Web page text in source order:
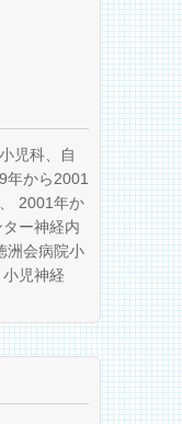
児科、自
年から2001
2001年か
ー神経内
洲会病院小
児神経